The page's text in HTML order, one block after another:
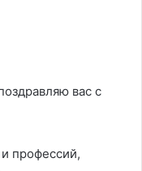
вас с
профессий,